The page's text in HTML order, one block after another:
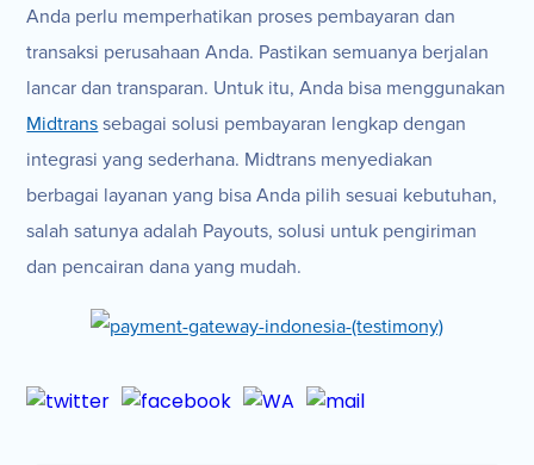
Anda perlu memperhatikan proses pembayaran dan
transaksi perusahaan Anda. Pastikan semuanya berjalan
lancar dan transparan. Untuk itu, Anda bisa menggunakan
Midtrans sebagai solusi pembayaran lengkap dengan
integrasi yang sederhana. Midtrans menyediakan
berbagai layanan yang bisa Anda pilih sesuai kebutuhan,
salah satunya adalah Payouts, solusi untuk pengiriman
dan pencairan dana yang mudah.